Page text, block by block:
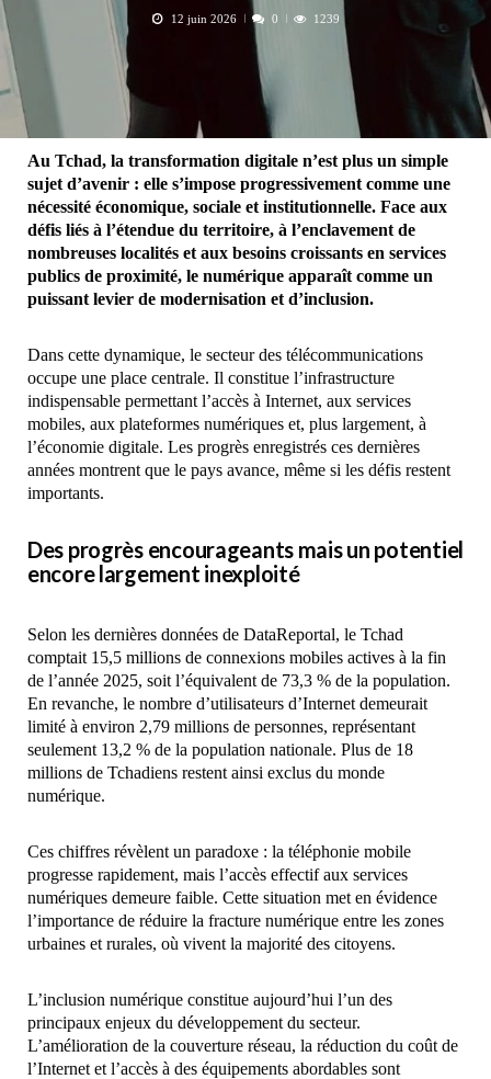
12 juin 2026 0 1239
Au Tchad, la transformation digitale n’est plus un simple
sujet d’avenir : elle s’impose progressivement comme une
nécessité économique, sociale et institutionnelle. Face aux
défis liés à l’étendue du territoire, à l’enclavement de
nombreuses localités et aux besoins croissants en services
publics de proximité, le numérique apparaît comme un
puissant levier de modernisation et d’inclusion.
Dans cette dynamique, le secteur des télécommunications
occupe une place centrale. Il constitue l’infrastructure
indispensable permettant l’accès à Internet, aux services
mobiles, aux plateformes numériques et, plus largement, à
l’économie digitale. Les progrès enregistrés ces dernières
années montrent que le pays avance, même si les défis restent
importants.
Des progrès encourageants mais un potentiel
encore largement inexploité
Selon les dernières données de DataReportal, le Tchad
comptait 15,5 millions de connexions mobiles actives à la fin
de l’année 2025, soit l’équivalent de 73,3 % de la population.
En revanche, le nombre d’utilisateurs d’Internet demeurait
limité à environ 2,79 millions de personnes, représentant
seulement 13,2 % de la population nationale. Plus de 18
millions de Tchadiens restent ainsi exclus du monde
numérique.
Ces chiffres révèlent un paradoxe : la téléphonie mobile
progresse rapidement, mais l’accès effectif aux services
numériques demeure faible. Cette situation met en évidence
l’importance de réduire la fracture numérique entre les zones
urbaines et rurales, où vivent la majorité des citoyens.
L’inclusion numérique constitue aujourd’hui l’un des
principaux enjeux du développement du secteur.
L’amélioration de la couverture réseau, la réduction du coût de
l’Internet et l’accès à des équipements abordables sont